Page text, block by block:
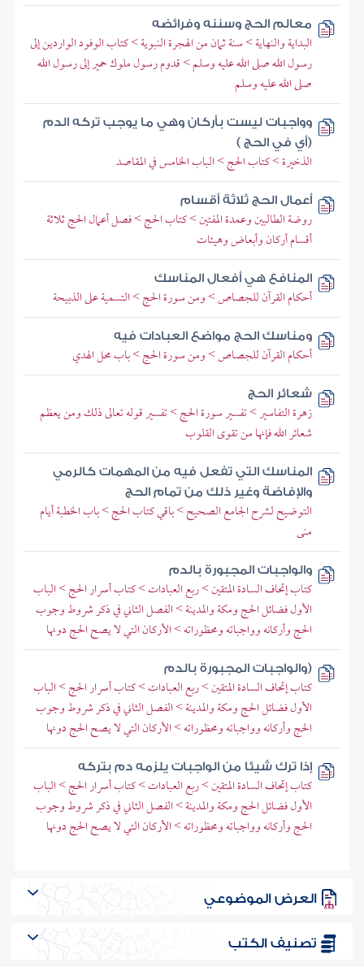
معالم الحج وسننه وفرائضه
البداية والنهاية > سنة ثمان من الهجرة النبوية > كتاب الوفود الواردين إلى
رسول الله صلى الله عليه وسلم > قدوم رسول ملوك حمير إلى رسول الله
صلى الله عليه وسلم
وواجبات ليست بأركان وهي ما يوجب تركه الدم
(أي في الحج )
الذخيرة > كتاب الحج > الباب الخامس في المقاصد
أعمال الحج ثلاثة أقسام
روضة الطالبين وعمدة المفتين > كتاب الحج > فصل أعمال الحج ثلاثة
أقسام أركان وأبعاض وهيئات
المنافع هي أفعال المناسك
أحكام القرآن للجصاص > ومن سورة الحج > التسمية على الذبيحة
ومناسك الحج مواضع العبادات فيه
أحكام القرآن للجصاص > ومن سورة الحج > باب محل الهدي
شعائر الحج
زهرة التفاسير > تفسير سورة الحج > تفسير قوله تعالى ذلك ومن يعظم
شعائر الله فإنها من تقوى القلوب
المناسك التي تفعل فيه من المهمات كالرمي
والإفاضة وغير ذلك من تمام الحج
التوضيح لشرح الجامع الصحيح > باقي كتاب الحج > باب الخطبة أيام
منى
والواجبات المجبورة بالدم
كتاب إتحاف السادة المتقين > ربع العبادات > كتاب أسرار الحج > الباب
الأول فضائل الحج ومكة والمدينة > الفصل الثاني في ذكر شروط وجوب
الحج وأركانه وواجباته ومحظوراته > الأركان التي لا يصح الحج دونها
(والواجبات المجبورة بالدم
كتاب إتحاف السادة المتقين > ربع العبادات > كتاب أسرار الحج > الباب
الأول فضائل الحج ومكة والمدينة > الفصل الثاني في ذكر شروط وجوب
الحج وأركانه وواجباته ومحظوراته > الأركان التي لا يصح الحج دونها
إذا ترك شيئا من الواجبات يلزمه دم بتركه
كتاب إتحاف السادة المتقين > ربع العبادات > كتاب أسرار الحج > الباب
الأول فضائل الحج ومكة والمدينة > الفصل الثاني في ذكر شروط وجوب
الحج وأركانه وواجباته ومحظوراته > الأركان التي لا يصح الحج دونها
العرض الموضوعي
تصنيف الكتب